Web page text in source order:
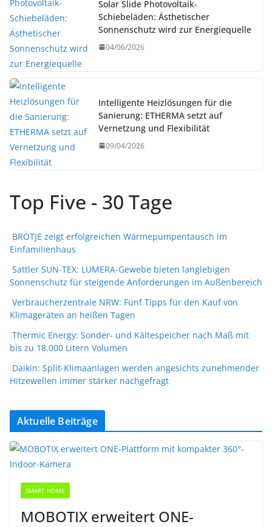
Solar Slide Photovoltaik-
Schiebeläden: Ästhetischer
Sonnenschutz wird zur Energiequelle
04/06/2026
Intelligente Heizlösungen für die
Sanierung: ETHERMA setzt auf
Vernetzung und Flexibilität
09/04/2026
Top Five - 30 Tage
BRÖTJE zeigt erfolgreichen Wärmepumpentausch im
Einfamilienhaus
Sattler SUN-TEX: LUMERA-Gewebe bieten langlebigen
Sonnenschutz für steigende Anforderungen im Außenbereich
Verbraucherzentrale NRW: Fünf Tipps für den Kauf von
Klimageräten an heißen Tagen
Thermic Energy: Sonder- und Kältespeicher nach Maß mit
bis zu 18.000 Litern Volumen
Daikin: Split-Klimaanlagen werden angesichts zunehmender
Hitzewellen immer stärker nachgefragt
Aktuelle Beiträge
SMART HOME
MOBOTIX erweitert ONE-